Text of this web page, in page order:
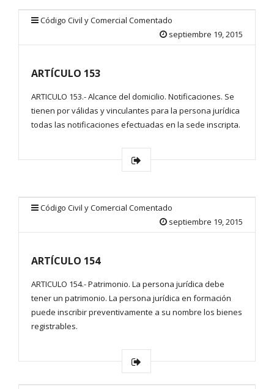
Código Civil y Comercial Comentado
septiembre 19, 2015
ARTÍCULO 153
ARTICULO 153.- Alcance del domicilio. Notificaciones. Se
tienen por válidas y vinculantes para la persona jurídica
todas las notificaciones efectuadas en la sede inscripta.
Código Civil y Comercial Comentado
septiembre 19, 2015
ARTÍCULO 154
ARTICULO 154.- Patrimonio. La persona jurídica debe
tener un patrimonio. La persona jurídica en formación
puede inscribir preventivamente a su nombre los bienes
registrables.